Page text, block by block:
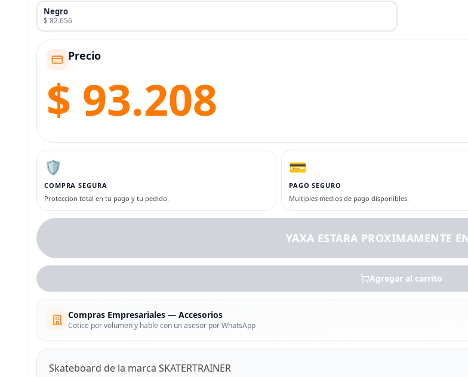
Negro
$ 82.656
Precio
$ 93.208
🛡️
COMPRA SEGURA
Proteccion total en tu pago y tu pedido.
💳
PAGO SEGURO
Multiples medios de pago disponibles.
YAXA ESTARA PROXIMAMENTE
Agregar al carrito
Compras Empresariales — Accesorios
Cotice por volumen y hable con un asesor por WhatsApp
Skateboard de la marca SKATERTRAINER